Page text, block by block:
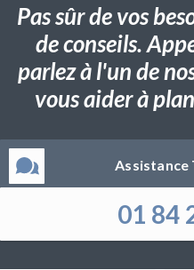
Pas sûr de vos
de conseils.
parlez à l'un de
vous aider à
Assistance
01 84